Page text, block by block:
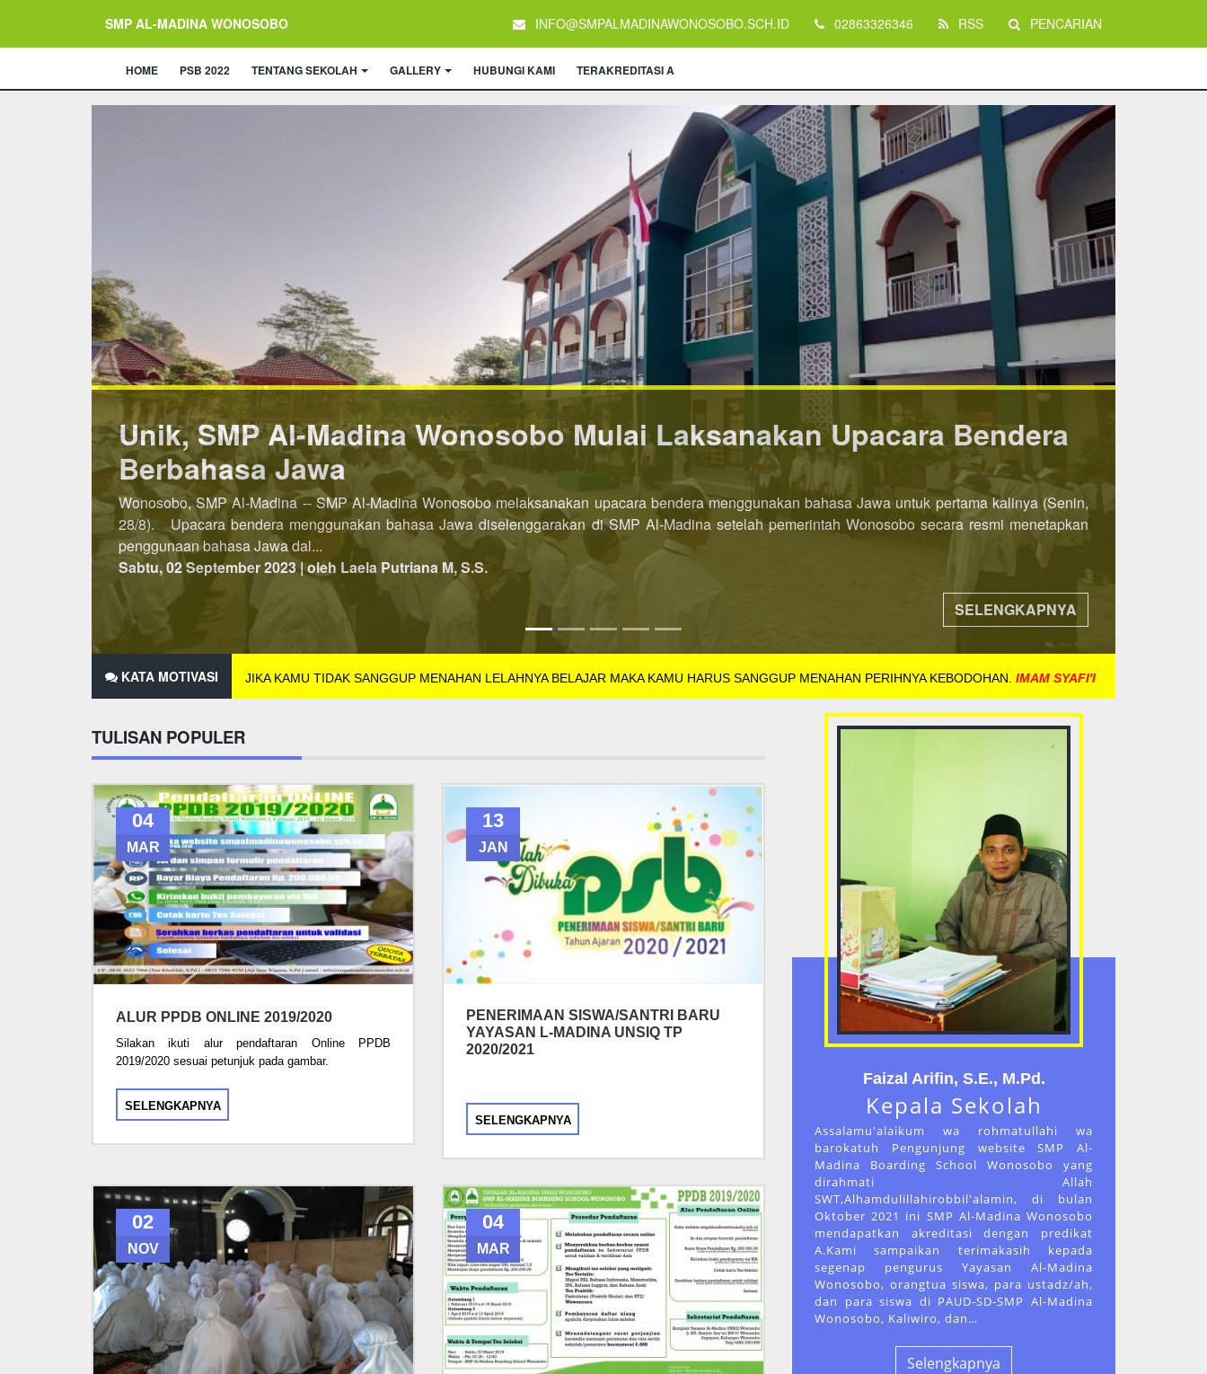
SMP AL-MADINA WONOSOBO INFO@SMPALMADINAWONOSOBO.SCH.ID 02863326346 RSS PENCARIAN
HOME PSB 2022 TENTANG SEKOLAH GALLERY HUBUNGI KAMI TERAKREDITASI A
Lebih Awal, PSB SMP AL-Madina Wonosobo dibuka 8 November 2021
Penerimaan Siswa/Santri Baru (PSB) SMP Al-Madina Wonosobo Tahun Pelajaran 2022/2023 kini dibuka lebih awal. Jika pada tahun-tahun sebelumnya
dibuka pada semester kedua, maka untuk PSB Tahun Pelajaran 2022/2023 dibuka di semester pertama. Pendaftaran dibuka mulai tanggal 8 November
2021 hingga 25 Des...
Minggu, 07 November 2021 | oleh Laela Putriana M, S.S.
SELENGKAPNYA
KATA MOTIVASI JIKA KAMU TIDAK SANGGUP MENAHAN LELAHNYA BELAJAR MAKA KAMU HARUS SANGGUP MENAHAN PERIHNYA KEBODOHAN. IMAM SYAFI'I
TULISAN POPULER
04
MAR
ALUR PPDB ONLINE 2019/2020
Silakan ikuti alur pendaftaran Online PPDB
2019/2020 sesuai petunjuk pada gambar.
SELENGKAPNYA
13
JAN
PENERIMAAN SISWA/SANTRI BARU
YAYASAN L-MADINA UNSIQ TP
2020/2021
SELENGKAPNYA
02
NOV
04
MAR
Faizal Arifin, S.E., M.Pd.
Kepala Sekolah
Assalamu'alaikum wa rohmatullahi wa
barokatuh Pengunjung website SMP Al-
Madina Boarding School Wonosobo yang
dirahmati Allah
SWT,Alhamdulillahirobbil'alamin, di bulan
Oktober 2021 ini SMP Al-Madina Wonosobo
mendapatkan akreditasi dengan predikat
A.Kami sampaikan terimakasih kepada
segenap pengurus Yayasan Al-Madina
Wonosobo, orangtua siswa, para ustadz/ah,
dan para siswa di PAUD-SD-SMP Al-Madina
Wonosobo, Kaliwiro, dan…
Selengkapnya